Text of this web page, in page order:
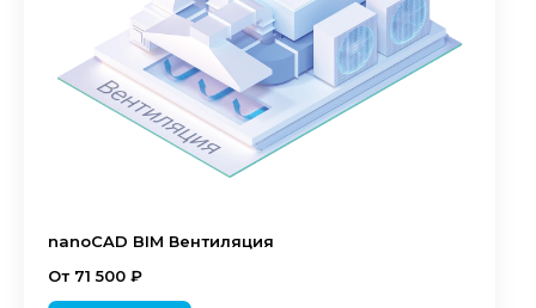
nanoCAD BIM Вентиляция
От 71 500 ₽